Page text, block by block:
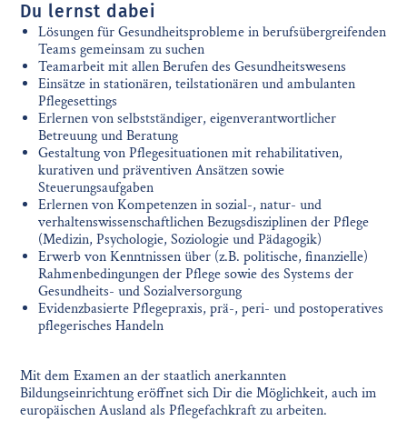
Du lernst dabei
Lösungen für Gesundheitsprobleme in berufsübergreifenden
Teams gemeinsam zu suchen
Teamarbeit mit allen Berufen des Gesundheitswesens
Einsätze in stationären, teilstationären und ambulanten
Pflegesettings
Erlernen von selbstständiger, eigenverantwortlicher
Betreuung und Beratung
Gestaltung von Pflegesituationen mit rehabilitativen,
kurativen und präventiven Ansätzen sowie
Steuerungsaufgaben
Erlernen von Kompetenzen in sozial-, natur- und
verhaltenswissenschaftlichen Bezugsdisziplinen der Pflege
(Medizin, Psychologie, Soziologie und Pädagogik)
Erwerb von Kenntnissen über (z.B. politische, finanzielle)
Rahmenbedingungen der Pflege sowie des Systems der
Gesundheits- und Sozialversorgung
Evidenzbasierte Pflegepraxis, prä-, peri- und postoperatives
pflegerisches Handeln
Mit dem Examen an der staatlich anerkannten
Bildungseinrichtung eröffnet sich Dir die Möglichkeit, auch im
europäischen Ausland als Pflegefachkraft zu arbeiten.